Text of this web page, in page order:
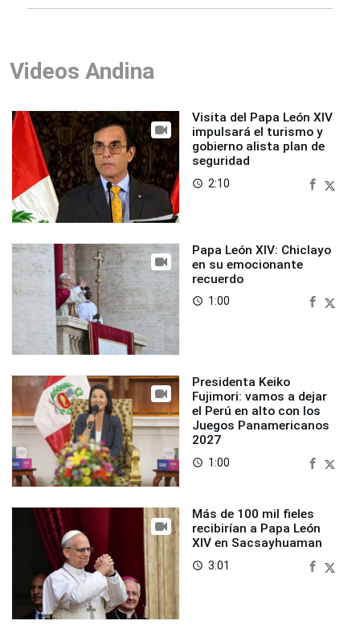
Videos Andina
Visita del Papa León XIV
impulsará el turismo y
gobierno alista plan de
seguridad
access_time 2:10
Papa León XIV: Chiclayo
en su emocionante
recuerdo
access_time 1:00
Presidenta Keiko
Fujimori: vamos a dejar
el Perú en alto con los
Juegos Panamericanos
2027
access_time 1:00
Más de 100 mil fieles
recibirían a Papa León
XIV en Sacsayhuaman
access_time 3:01